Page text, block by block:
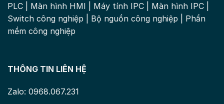
PLC Màn hình HMI Máy tính IPC Màn hình IPC
Switch công nghiệp
Bộ nguồn công nghiệp
Phần
mềm công nghiệp
THÔNG TIN LIÊN HỆ
Zalo: 0968.067.231